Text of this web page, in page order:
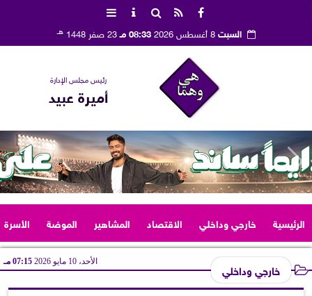
السبت8 أغسطس 2026 08:33 مـ 23 صفر 1448 هـ
رئيس مجلس الإدارة
أميرة عبيد
الرئيسية خارجي وداخلي الاقتصاد المشاهير الموضة الأسرة
خارجي وداخلي الأحد، 10 مايو 2026 07:15 مـ